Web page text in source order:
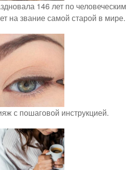
146 лет по человеческим
на звание самой старой в мире.
с пошаговой инструкцией.